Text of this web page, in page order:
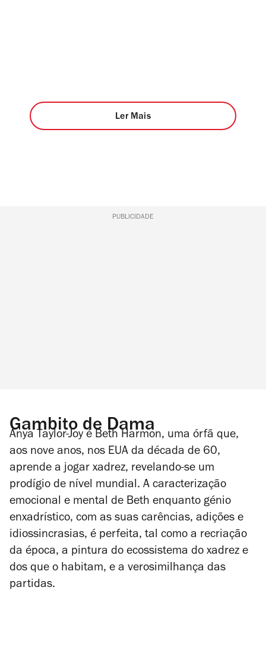
Ler Mais
PUBLICIDADE
Gambito de Dama
Anya Taylor-Joy é Beth Harmon, uma órfã que,
aos nove anos, nos EUA da década de 60,
aprende a jogar xadrez, revelando-se um
prodígio de nível mundial. A caracterização
emocional e mental de Beth enquanto génio
enxadrístico, com as suas carências, adições e
idiossincrasias, é perfeita, tal como a recriação
da época, a pintura do ecossistema do xadrez e
dos que o habitam, e a verosimilhança das
partidas.